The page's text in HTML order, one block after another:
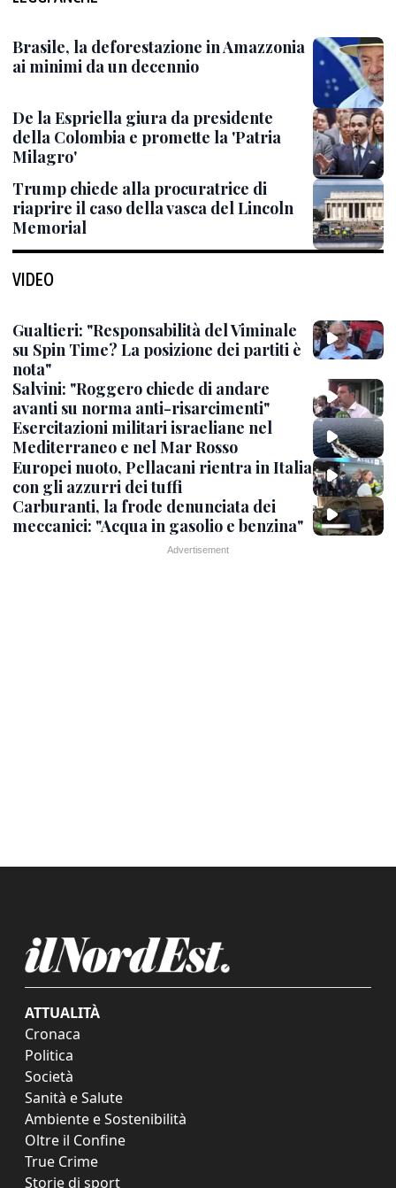
Brasile, la deforestazione in Amazzonia
ai minimi da un decennio
De la Espriella giura da presidente
della Colombia e promette la 'Patria
Milagro'
Trump chiede alla procuratrice di
riaprire il caso della vasca del Lincoln
Memorial
VIDEO
Gualtieri: "Responsabilità del Viminale
su Spin Time? La posizione dei partiti è
nota"
Salvini: "Roggero chiede di andare
avanti su norma anti-risarcimenti"
Esercitazioni militari israeliane nel
Mediterraneo e nel Mar Rosso
Europei nuoto, Pellacani rientra in Italia
con gli azzurri dei tuffi
Carburanti, la frode denunciata dei
meccanici: "Acqua in gasolio e benzina"
ATTUALITÀ
Cronaca
Politica
Società
Sanità e Salute
Ambiente e Sostenibilità
Oltre il Confine
True Crime
Storie di sport